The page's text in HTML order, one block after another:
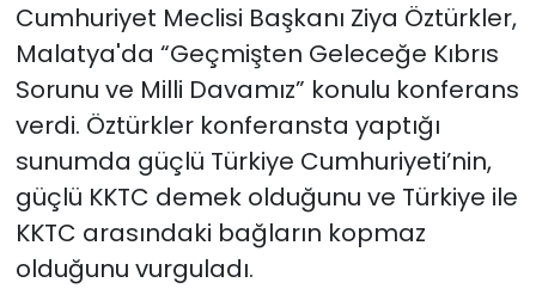
Cumhuriyet Meclisi Başkanı Ziya Öztürkler,
Malatya'da “Geçmişten Geleceğe Kıbrıs
Sorunu ve Milli Davamız” konulu konferans
verdi. Öztürkler konferansta yaptığı
sunumda güçlü Türkiye Cumhuriyeti’nin,
güçlü KKTC demek olduğunu ve Türkiye ile
KKTC arasındaki bağların kopmaz
olduğunu vurguladı.
Spor
Teknoloji
TÜRKiYE
Video Galeri
YAŞAM